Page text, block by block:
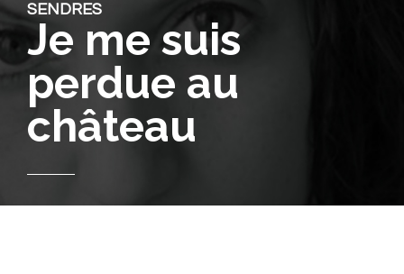
SENDRES
Je me suis
perdue au
château